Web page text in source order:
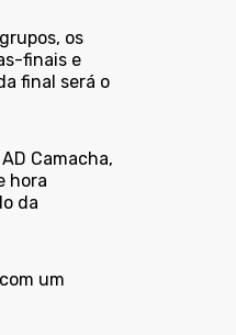
os
finais e
final será o
Camacha,
hora
da
um